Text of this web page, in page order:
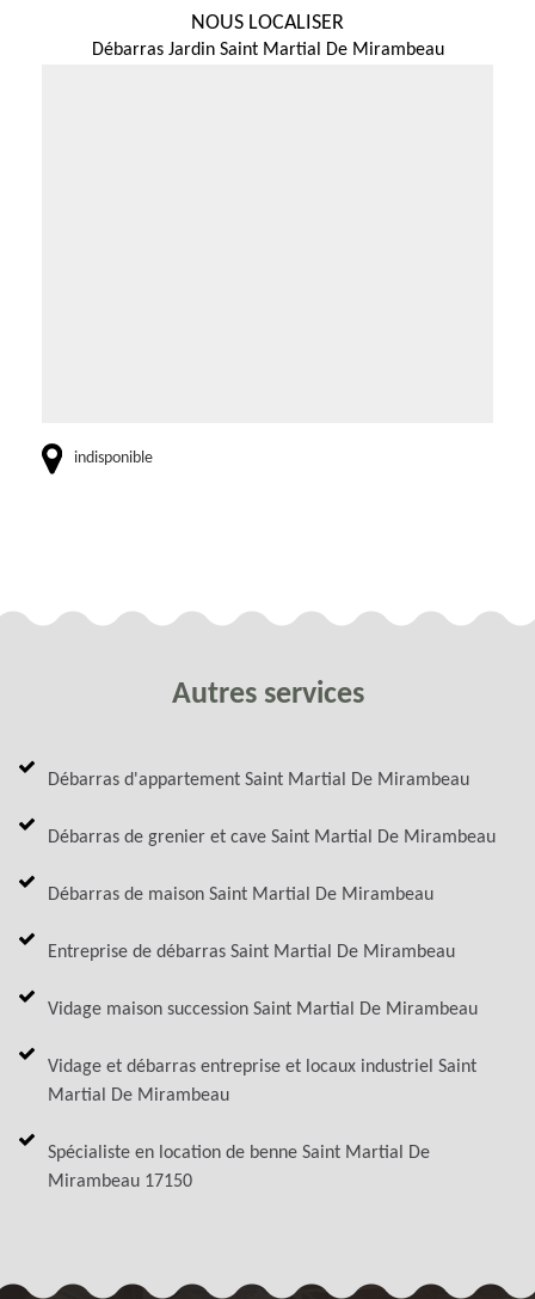
NOUS LOCALISER
Débarras Jardin Saint Martial De Mirambeau
indisponible
Autres services
Débarras d'appartement Saint Martial De Mirambeau
Débarras de grenier et cave Saint Martial De Mirambeau
Débarras de maison Saint Martial De Mirambeau
Entreprise de débarras Saint Martial De Mirambeau
Vidage maison succession Saint Martial De Mirambeau
Vidage et débarras entreprise et locaux industriel Saint
Martial De Mirambeau
Spécialiste en location de benne Saint Martial De
Mirambeau 17150